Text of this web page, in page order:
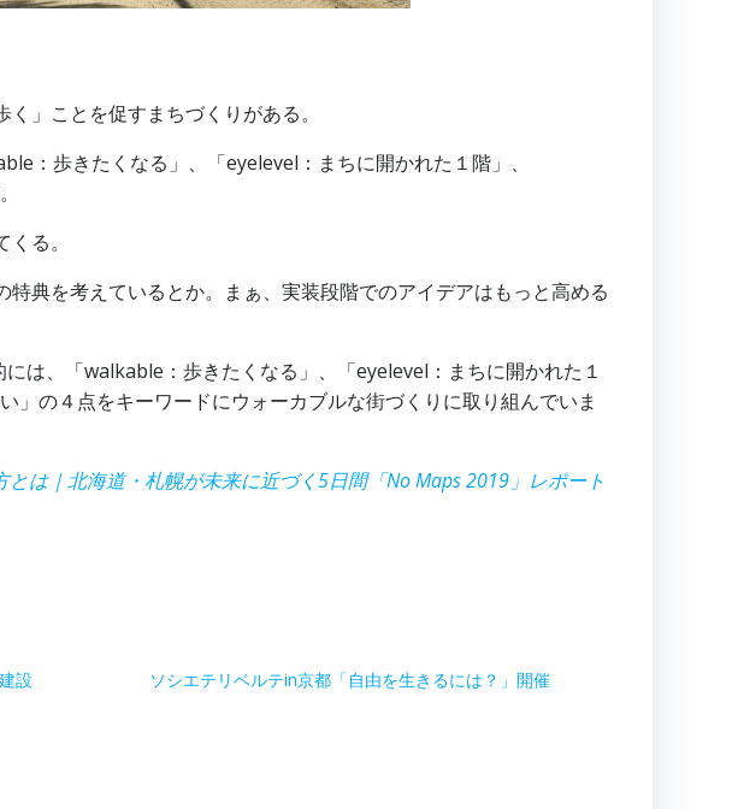
」ことを促すまちづくりがある。
：歩きたくなる」、「eyelevel：まちに開かれた１階」、
る。
典を考えているとか。まぁ、実装段階でのアイデアはもっと高める
は、「walkable：歩きたくなる」、「eyelevel：まちに開かれた１
の４点をキーワードにウォーカブルな街づくりに取り組んでいま
は｜北海道・札幌が未来に近づく5日間「No Maps 2019」レポート
設 ソシエテリベルテin京都「自由を生きるには？」開催